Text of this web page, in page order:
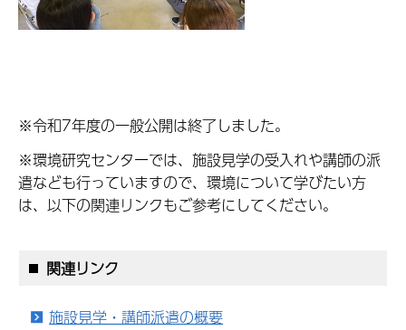
※令和7年度の一般公開は終了しました。
※環境研究センターでは、施設見学の受入れや講師の派
遣なども行っていますので、環境について学びたい方
は、以下の関連リンクもご参考にしてください。
関連リンク
施設見学・講師派遣の概要